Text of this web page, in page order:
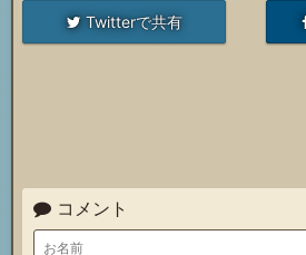
ー
喚
Twitterで共有
コメント